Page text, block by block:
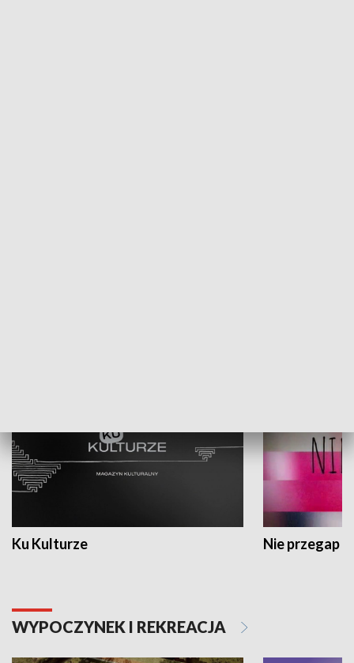
Ku Kulturze Nie przegap
WYPOCZYNEK I REKREACJA